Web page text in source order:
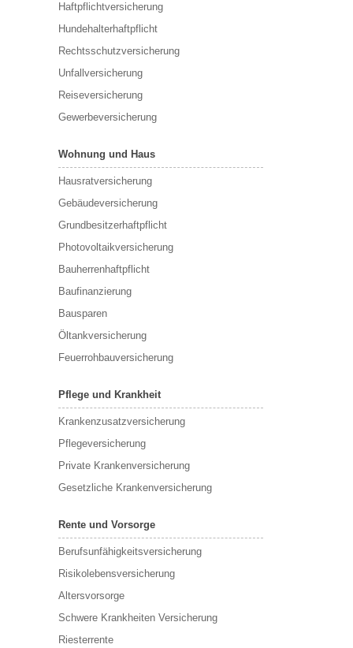
Haftpflichtversicherung
Hundehalterhaftpflicht
Rechtsschutzversicherung
Unfallversicherung
Reiseversicherung
Gewerbeversicherung
Wohnung und Haus
Hausratversicherung
Gebäudeversicherung
Grundbesitzerhaftpflicht
Photovoltaikversicherung
Bauherrenhaftpflicht
Baufinanzierung
Bausparen
Öltankversicherung
Feuerrohbauversicherung
Pflege und Krankheit
Krankenzusatzversicherung
Pflegeversicherung
Private Krankenversicherung
Gesetzliche Krankenversicherung
Rente und Vorsorge
Berufs­unfähigkeitsversicherung
Risikolebensversicherung
Altersvorsorge
Schwere Krankheiten Versicherung
Riesterrente